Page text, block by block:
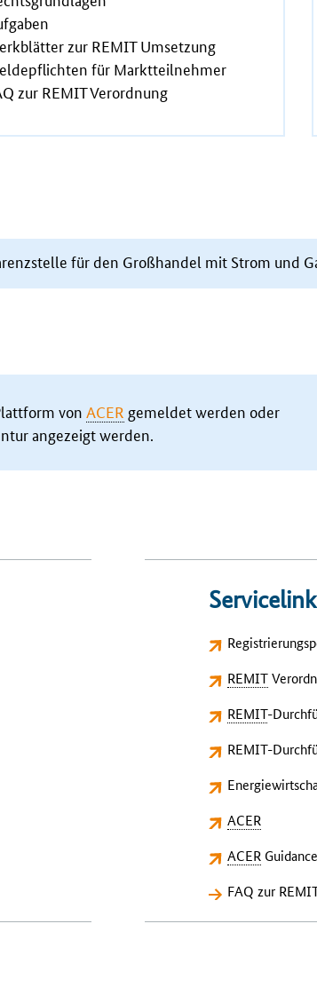
zur REMIT Umsetzung
für Marktteilnehmer
zur REMIT Verordnung
für den Großhandel mit Strom und
vonACER gemeldet werden oder
angezeigt werden.
REMIT
REMIT-
REMIT-
ACER
ACER
FAQ zur